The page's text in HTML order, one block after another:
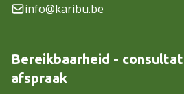
info@karibu.be
Bereikbaarheid -
afspraak